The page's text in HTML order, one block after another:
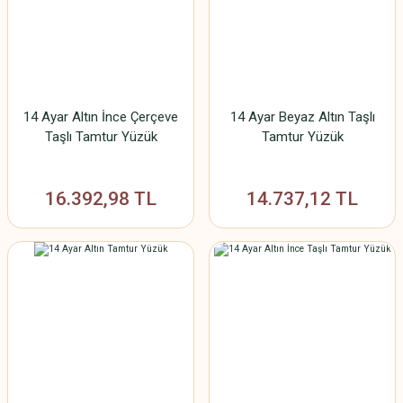
14 Ayar Altın İnce Çerçeve
Taşlı Tamtur Yüzük
16.392,98 TL
14 Ayar Beyaz Altın Taşlı
Tamtur Yüzük
14.737,12 TL